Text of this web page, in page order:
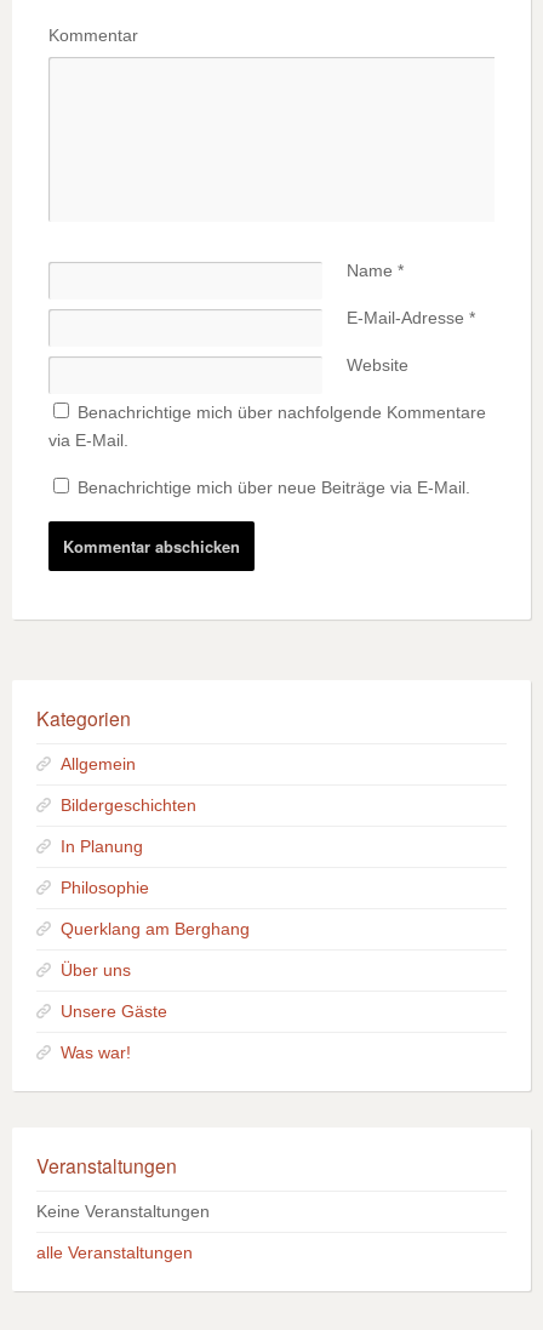
Kommentar
Name *
E-Mail-Adresse *
Website
Benachrichtige mich über nachfolgende Kommentare
via E-Mail.
Benachrichtige mich über neue Beiträge via E-Mail.
Kategorien
Allgemein
Bildergeschichten
In Planung
Philosophie
Querklang am Berghang
Über uns
Unsere Gäste
Was war!
Veranstaltungen
Keine Veranstaltungen
alle Veranstaltungen